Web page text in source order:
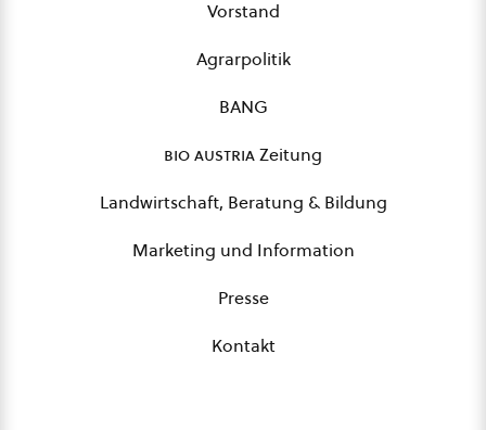
Vorstand
Agrarpolitik
BANG
bio austriaZeitung
Landwirtschaft, Beratung & Bildung
Marketing und Information
Presse
Kontakt